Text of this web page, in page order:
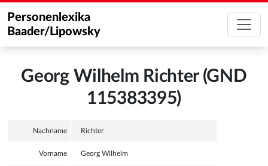
Personenlexika
Baader/Lipowsky
Georg Wilhelm Richter (GND
115383395)
Nachname Richter
Vorname Georg Wilhelm